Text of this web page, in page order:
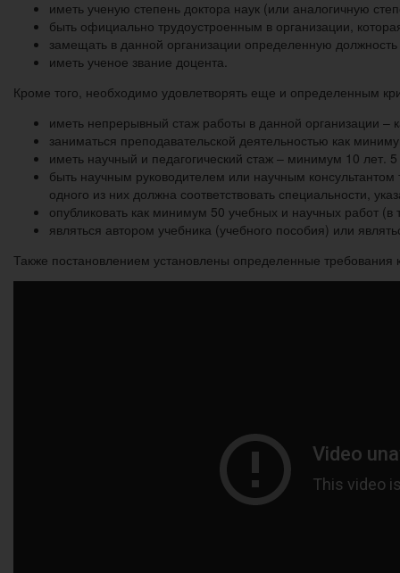
иметь ученую степень доктора наук (или аналогичную
быть официально трудоустроенным в организации,
замещать в данной организации определенную
иметь ученое звание доцента.
Кроме того, необходимо удовлетворять еще и определенным
иметь непрерывный стаж работы в данной организации –
заниматься преподавательской деятельностью как
иметь научный и педагогический стаж – минимум 10 лет.
быть научным руководителем или научным
одного из них должна соответствовать специальности,
опубликовать как минимум 50 учебных и научных работ (в
являться автором учебника (учебного пособия) или
Также постановлением установлены определенные требования